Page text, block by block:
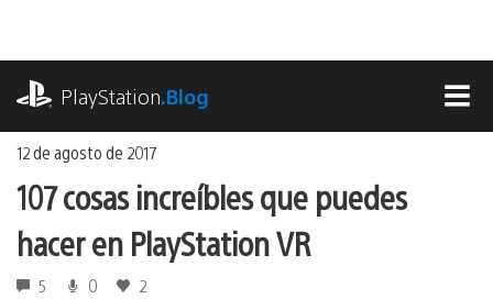
contenido
PlayStation.Blog
12 de agosto de 2017
107 cosas increíbles que puedes
hacer en PlayStation VR
5 0 2